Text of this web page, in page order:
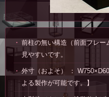
前柱の無い構造（前面フレー
見やすいです。
外寸（およそ） ：
よる製作が可能です。】